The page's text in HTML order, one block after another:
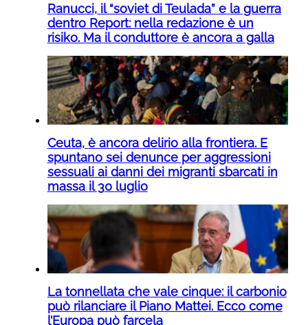
Ranucci, il “soviet di Teulada” e la guerra
dentro Report: nella redazione è un
risiko. Ma il conduttore è ancora a galla
Ceuta, è ancora delirio alla frontiera. E
spuntano sei denunce per aggressioni
sessuali ai danni dei migranti sbarcati in
massa il 30 luglio
La tonnellata che vale cinque: il carbonio
può rilanciare il Piano Mattei. Ecco come
l’Europa può farcela